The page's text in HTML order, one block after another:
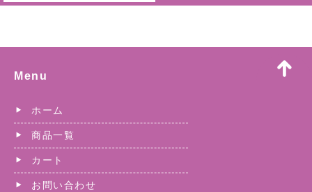
Menu
ホーム
商品一覧
カート
お問い合わせ